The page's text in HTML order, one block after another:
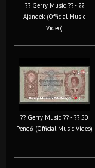
?? Gerry Music ?? - ??
Ajándék (Official Music
Video)
?? Gerry Music ?? - ?? 50
Pengő (Official Music Video)